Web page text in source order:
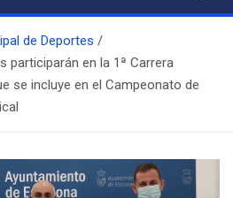
de Deportes
participarán en la 1ª Carrera
se incluye en el Campeonato de